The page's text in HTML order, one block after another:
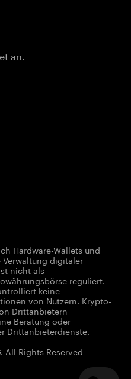
an.
Hardware-Wallets und
digitaler
nicht als
reguliert.
keine
von Nutzern. Krypto-
Drittanbietern
Beratung oder
Drittanbieterdienste.